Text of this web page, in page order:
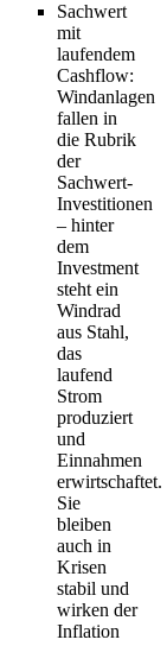
Sachwert
mit
laufendem
Cashflow:
Windanlagen
fallen in
die Rubrik
der
Sachwert-
Investitionen
– hinter
dem
Investment
steht ein
Windrad
aus Stahl,
das
laufend
Strom
produziert
und
Einnahmen
erwirtschaftet.
Sie
bleiben
auch in
Krisen
stabil und
wirken der
Inflation